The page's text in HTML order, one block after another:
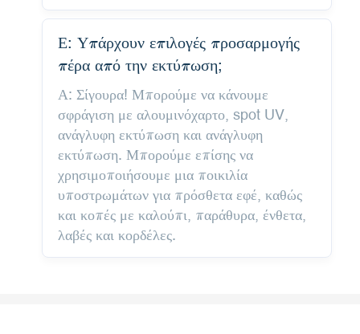
Ε: Υπάρχουν επιλογές προσαρμογής
πέρα ​​από την εκτύπωση;
Α: Σίγουρα! Μπορούμε να κάνουμε
σφράγιση με αλουμινόχαρτο, spot UV,
ανάγλυφη εκτύπωση και ανάγλυφη
εκτύπωση. Μπορούμε επίσης να
χρησιμοποιήσουμε μια ποικιλία
υποστρωμάτων για πρόσθετα εφέ, καθώς
και κοπές με καλούπι, παράθυρα, ένθετα,
λαβές και κορδέλες.